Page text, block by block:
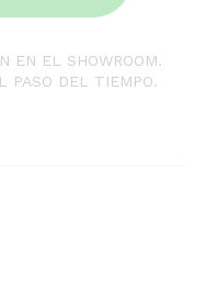
EN EL SHOWROOM.
PASO DEL TIEMPO.